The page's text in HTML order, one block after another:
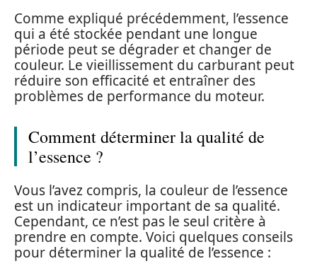
Comme expliqué précédemment, l’essence
qui a été stockée pendant une longue
période peut se dégrader et changer de
couleur. Le vieillissement du carburant peut
réduire son efficacité et entraîner des
problèmes de performance du moteur.
Comment déterminer la qualité de
l’essence ?
Vous l’avez compris, la couleur de l’essence
est un indicateur important de sa qualité.
Cependant, ce n’est pas le seul critère à
prendre en compte. Voici quelques conseils
pour déterminer la qualité de l’essence :